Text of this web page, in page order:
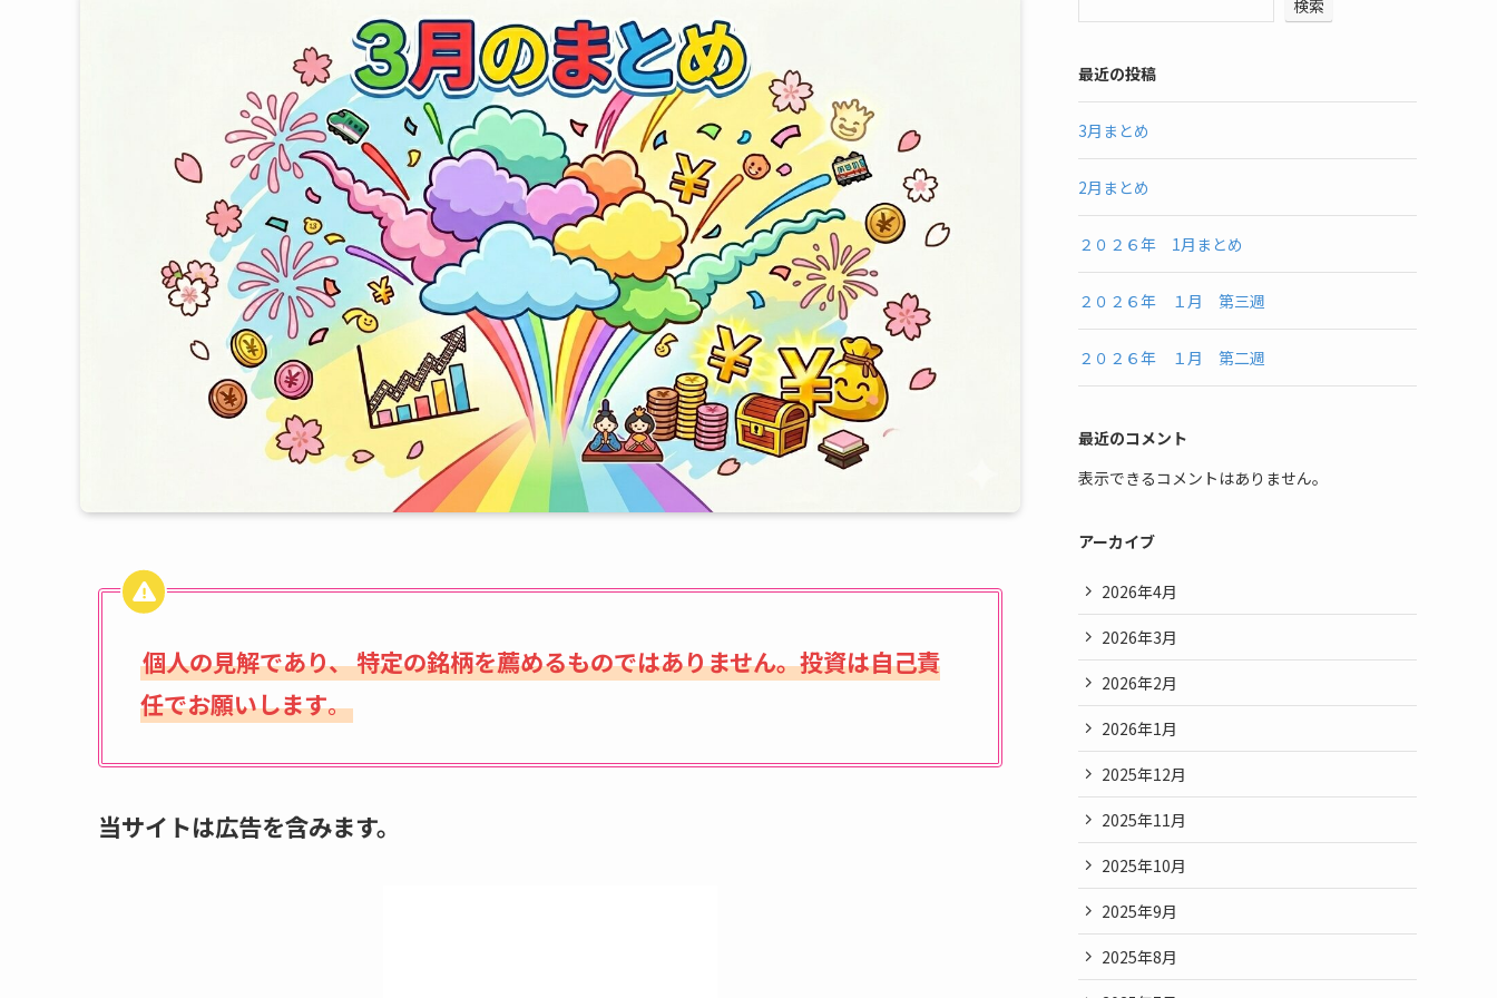
個人の見解であり、特定の銘柄を薦めるものではありません。投資は自己責
任でお願いします。
当サイトは広告を含みます。
検索
最近の投稿
3月まとめ
2月まとめ
２０２６年 1月まとめ
２０２６年 １月 第三週
２０２６年 １月 第二週
最近のコメント
表示できるコメントはありません。
アーカイブ
2026年4月
2026年3月
2026年2月
2026年1月
2025年12月
2025年11月
2025年10月
2025年9月
2025年8月